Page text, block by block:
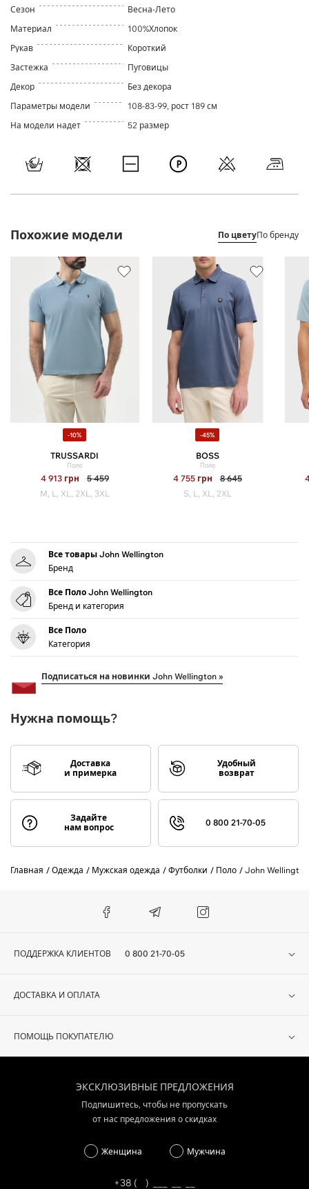
Сезон
Весна-Лето
Материал
100%Хлопок
Рукав
Короткий
Застежка
Пуговицы
Декор
Без декора
Параметры модели
108-83-99, рост 189 см
На модели надет
52 размер
Похожие модели По цветуПо бренду
-10%
TRUSSARDI
Поло
4 913 грн
5 459
M, L, XL, 2XL, 3XL
-45%
BOSS
Поло
4 755 грн
8 645
S, L, XL, 2XL
Все товары John Wellington
Бренд
Все Поло John Wellington
Бренд и категория
Все Поло
Категория
Подписаться на новинки John Wellington »
Нужна помощь?
Доставка
и примерка
Удобный
возврат
Задайте
нам вопрос
0 800 21-70-05
Главная Одежда Мужская одежда Футболки Поло John Wellington
ПОДДЕРЖКА КЛИЕНТОВ 0 800 21-70-05
ДОСТАВКА И ОПЛАТА
ПОМОЩЬ ПОКУПАТЕЛЮ
ЭКСКЛЮЗИВНЫЕ ПРЕДЛОЖЕНИЯ
Подпишитесь, чтобы не пропускать
от нас предложения о скидках
Женщина Мужчина